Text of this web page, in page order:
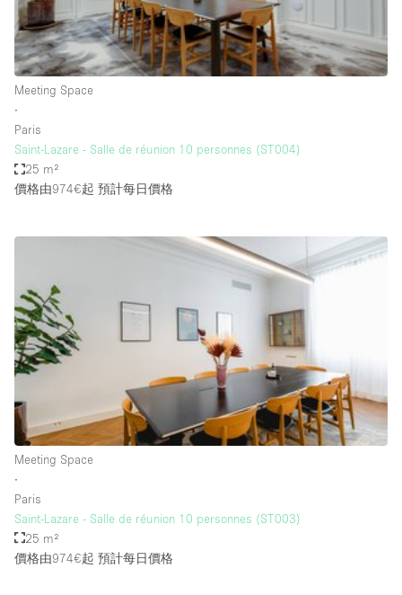
Handicap Accessible
Haussmann Style
Heating
Internet
Lighting
Living Space
Multiple Rooms
Office Equipment
Private Parking
Raw
Rooftop / Terrace
Smoking Area
Sound & Video Equipment
Meeting Space
∙
Paris
Saint-Lazare - Salle de réunion 10 personnes (ST004)
25 m²
價格由974€起 預計每日價格
Meeting Space
∙
Paris
Saint-Lazare - Salle de réunion 10 personnes (ST003)
25 m²
價格由974€起 預計每日價格